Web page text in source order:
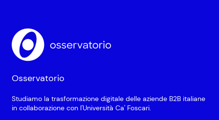
Osservatorio
Studiamo la trasformazione digitale delle aziende B2B italiane
in collaborazione con l'Università Ca' Foscari.